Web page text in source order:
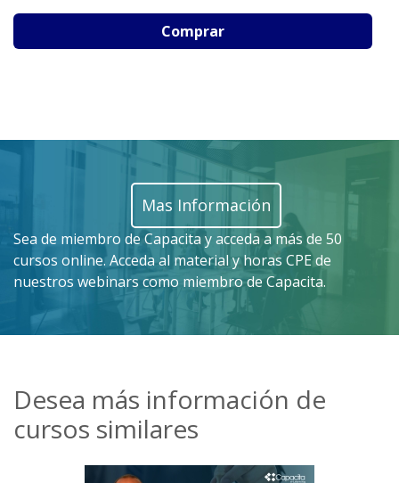
Comprar
Mas Información
Sea de miembro de Capacita y acceda a más de 50
cursos online. Acceda al material y horas CPE de
nuestros webinars como miembro de Capacita.
Desea más información de
cursos similares